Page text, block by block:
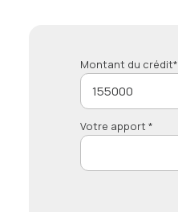
Montant du crédit*
Votre apport *